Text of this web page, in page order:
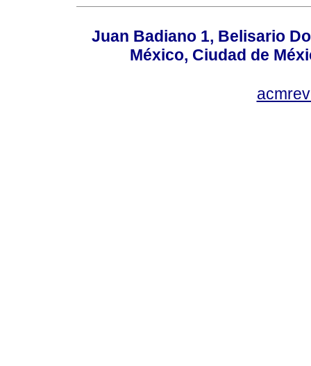
Juan Badiano 1, Belisario
México, Ciudad de